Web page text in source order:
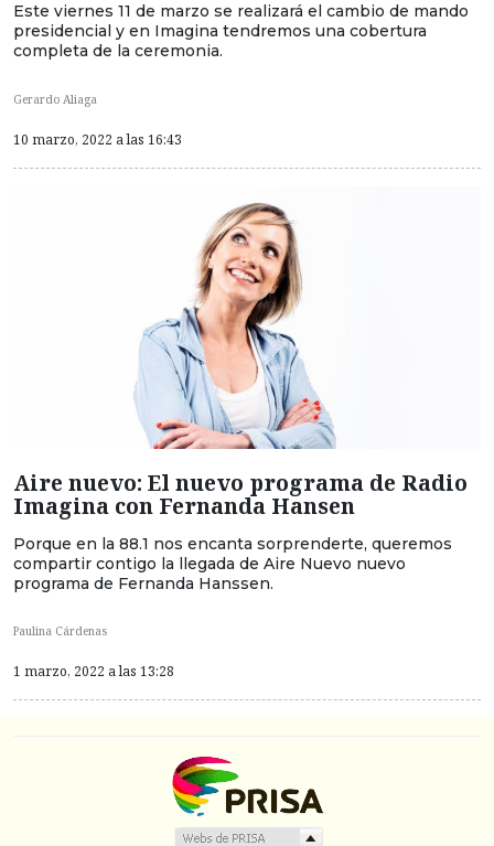
Este viernes 11 de marzo se realizará el cambio de mando
presidencial y en Imagina tendremos una cobertura
completa de la ceremonia.
Gerardo Aliaga
10 marzo, 2022 a las 16:43
Aire nuevo: El nuevo programa de Radio
Imagina con Fernanda Hansen
Porque en la 88.1 nos encanta sorprenderte, queremos
compartir contigo la llegada de Aire Nuevo nuevo
programa de Fernanda Hanssen.
Paulina Cárdenas
1 marzo, 2022 a las 13:28